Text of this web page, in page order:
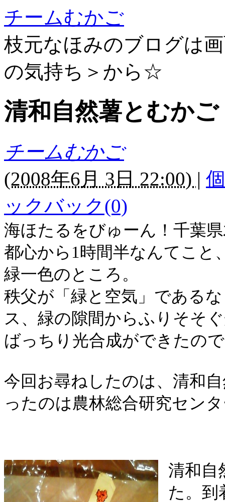
チームむかご
枝元なほみのブログは
の気持ち＞から☆
清和自然薯とむかご
チームむかご
(2008年6月 3日 22:00) |
ックバック(0)
海ほたるをびゅーん！千葉
都心から 1時間半なんてこと
緑一色のところ。
秩父が「緑と空気」である
ス、緑の隙間からふりそそ
ばっちり光合成ができたの
今回お尋ねしたのは、清和
ったのは農林総合研究セン
清和自
た。到